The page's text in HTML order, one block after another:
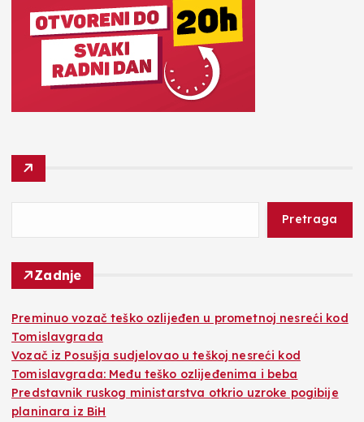
Pretraga
Zadnje
Preminuo vozač teško ozlijeđen u prometnoj nesreći kod
Tomislavgrada
Vozač iz Posušja sudjelovao u teškoj nesreći kod
Tomislavgrada: Među teško ozlijeđenima i beba
Predstavnik ruskog ministarstva otkrio uzroke pogibije
planinara iz BiH